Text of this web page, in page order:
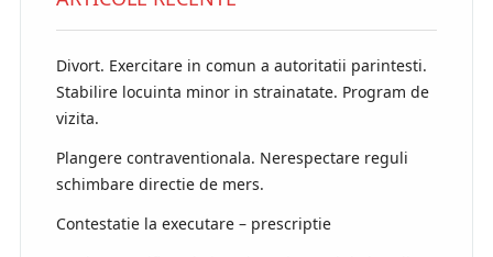
Divort. Exercitare in comun a autoritatii parintesti.
Stabilire locuinta minor in strainatate. Program de
vizita.
Plangere contraventionala. Nerespectare reguli
schimbare directie de mers.
Contestatie la executare – prescriptie